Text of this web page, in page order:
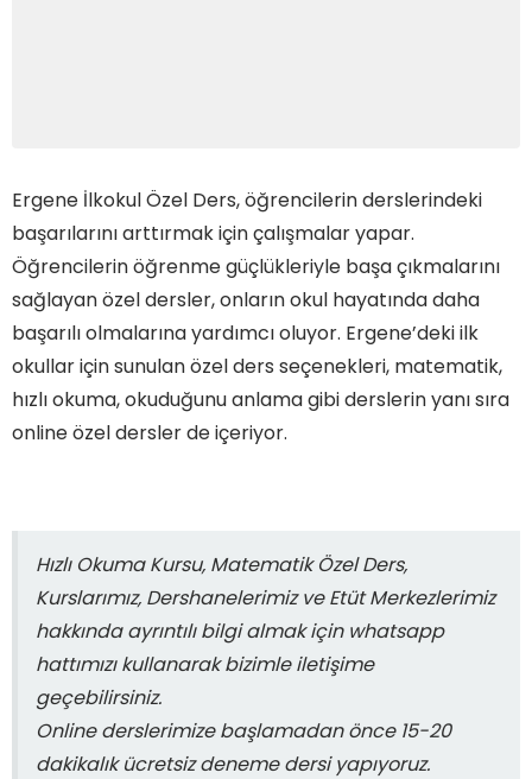
Ergene İlkokul Özel Ders, öğrencilerin derslerindeki
başarılarını arttırmak için çalışmalar yapar.
Öğrencilerin öğrenme güçlükleriyle başa çıkmalarını
sağlayan özel dersler, onların okul hayatında daha
başarılı olmalarına yardımcı oluyor. Ergene’deki ilk
okullar için sunulan özel ders seçenekleri, matematik,
hızlı okuma, okuduğunu anlama gibi derslerin yanı sıra
online özel dersler de içeriyor.
Hızlı Okuma Kursu, Matematik Özel Ders,
Kurslarımız, Dershanelerimiz ve Etüt Merkezlerimiz
hakkında ayrıntılı bilgi almak için whatsapp
hattımızı kullanarak bizimle iletişime
geçebilirsiniz.
Online derslerimize başlamadan önce 15-20
dakikalık ücretsiz deneme dersi yapıyoruz.